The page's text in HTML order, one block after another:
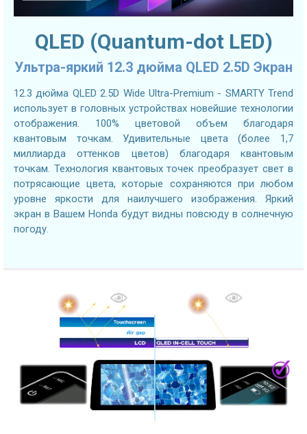
QLED (Quantum-dot LED)
Ультра-яркий 12.3 дюйма QLED 2.5D Экран
12.3 дюйма QLED 2.5D Wide Ultra-Premium - SMARTY Trend
использует в головных устройствах новейшие технологии
отображения. 100% цветовой объем благодаря
квантовым точкам. Удивительные цвета (более 1,7
миллиарда оттенков цветов) благодаря квантовым
точкам. Технология квантовых точек преобразует свет в
потрясающие цвета, которые сохраняются при любом
уровне яркости для наилучшего изображения. Яркий
экран в Вашем Honda будут видны повсюду в солнечную
погоду.